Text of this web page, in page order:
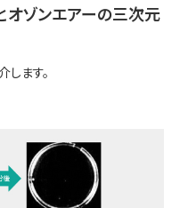
オゾンエアーの三次元
ます。